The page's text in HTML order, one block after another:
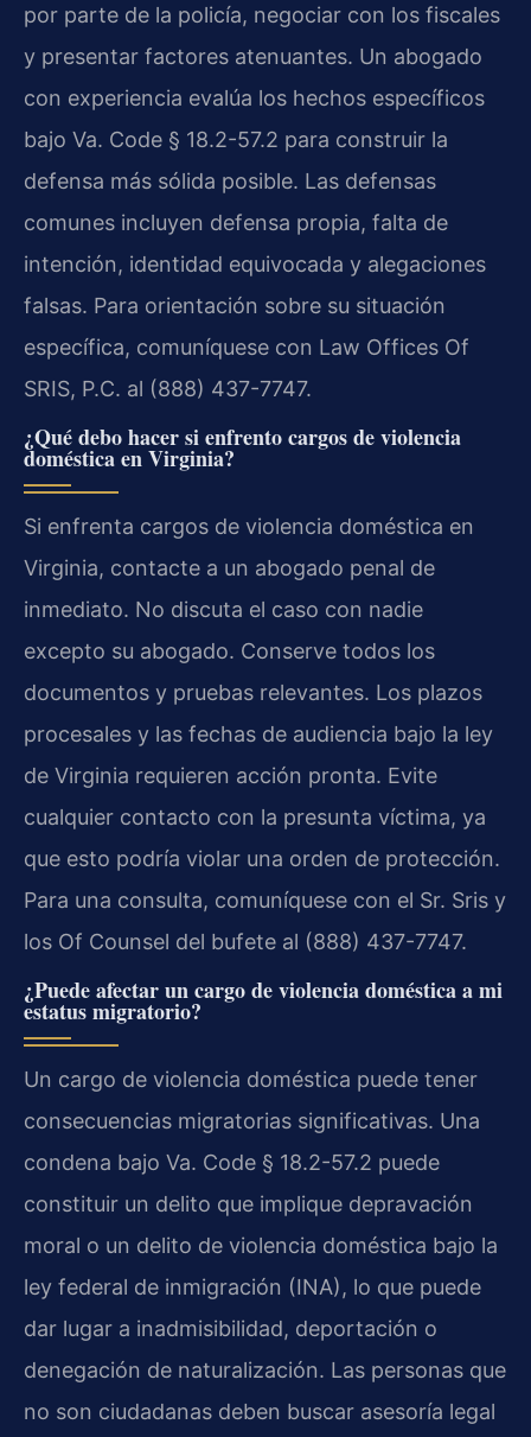
por parte de la policía, negociar con los fiscales
y presentar factores atenuantes. Un abogado
con experiencia evalúa los hechos específicos
bajo Va. Code § 18.2-57.2 para construir la
defensa más sólida posible. Las defensas
comunes incluyen defensa propia, falta de
intención, identidad equivocada y alegaciones
falsas. Para orientación sobre su situación
específica, comuníquese con Law Offices Of
SRIS, P.C. al (888) 437-7747.
¿Qué debo hacer si enfrento cargos de violencia
doméstica en Virginia?
Si enfrenta cargos de violencia doméstica en
Virginia, contacte a un abogado penal de
inmediato. No discuta el caso con nadie
excepto su abogado. Conserve todos los
documentos y pruebas relevantes. Los plazos
procesales y las fechas de audiencia bajo la ley
de Virginia requieren acción pronta. Evite
cualquier contacto con la presunta víctima, ya
que esto podría violar una orden de protección.
Para una consulta, comuníquese con el Sr. Sris y
los Of Counsel del bufete al (888) 437-7747.
¿Puede afectar un cargo de violencia doméstica a mi
estatus migratorio?
Un cargo de violencia doméstica puede tener
consecuencias migratorias significativas. Una
condena bajo Va. Code § 18.2-57.2 puede
constituir un delito que implique depravación
moral o un delito de violencia doméstica bajo la
ley federal de inmigración (INA), lo que puede
dar lugar a inadmisibilidad, deportación o
denegación de naturalización. Las personas que
no son ciudadanas deben buscar asesoría legal